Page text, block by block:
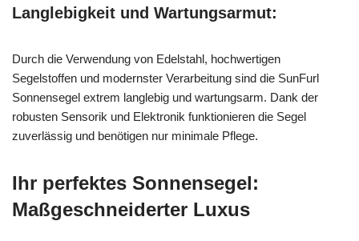
Langlebigkeit und Wartungsarmut:
Durch die Verwendung von Edelstahl, hochwertigen
Segelstoffen und modernster Verarbeitung sind die SunFurl
Sonnensegel extrem langlebig und wartungsarm. Dank der
robusten Sensorik und Elektronik funktionieren die Segel
zuverlässig und benötigen nur minimale Pflege.
Ihr perfektes Sonnensegel:
Maßgeschneiderter Luxus